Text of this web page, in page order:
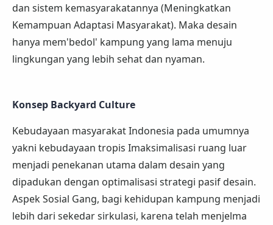
dan sistem kemasyarakatannya (Meningkatkan
Kemampuan Adaptasi Masyarakat). Maka desain
hanya mem'bedol' kampung yang lama menuju
lingkungan yang lebih sehat dan nyaman.
Konsep Backyard Culture
Kebudayaan masyarakat Indonesia pada umumnya
yakni kebudayaan tropis Imaksimalisasi ruang luar
menjadi penekanan utama dalam desain yang
dipadukan dengan optimalisasi strategi pasif desain.
Aspek Sosial Gang, bagi kehidupan kampung menjadi
lebih dari sekedar sirkulasi, karena telah menjelma